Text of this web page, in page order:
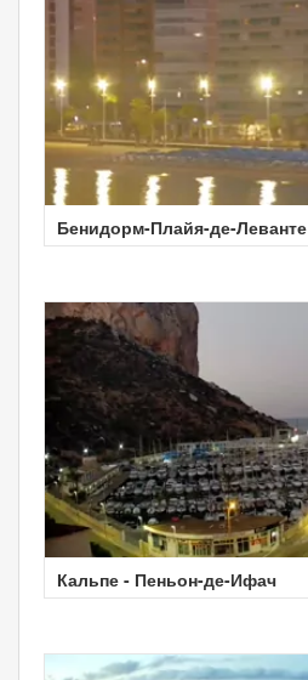
Бенидорм-Плайя-де-Леванте
Кальпе - Пеньон-де-Ифач